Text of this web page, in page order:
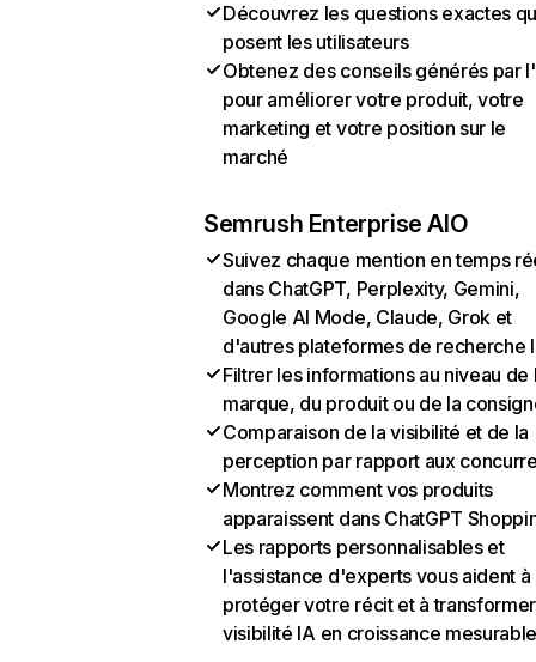
Découvrez les questions exactes
posent les utilisateurs
Obtenez des conseils générés par
pour améliorer votre produit, votre
marketing et votre position sur le
marché
Semrush Enterprise AIO
Suivez chaque mention en temps
dans ChatGPT, Perplexity, Gemini,
Google AI Mode, Claude, Grok et
d'autres plateformes de recherche
Filtrer les informations au niveau de
marque, du produit ou de la
Comparaison de la visibilité et de la
perception par rapport aux
Montrez comment vos produits
apparaissent dans ChatGPT
Les rapports personnalisables et
l'assistance d'experts vous aident à
protéger votre récit et à
visibilité IA en croissance